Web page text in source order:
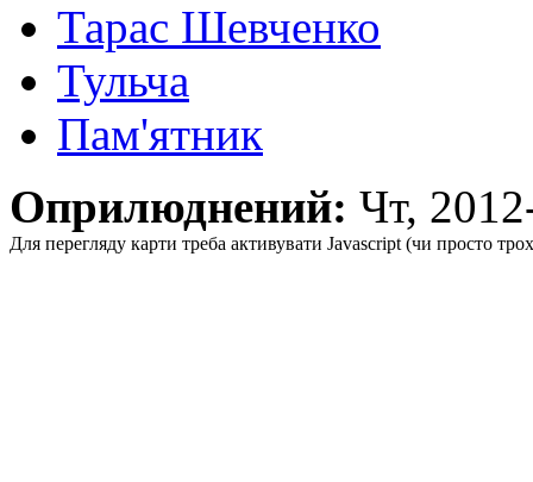
Тарас Шевченко
Тульча
Пам'ятник
Оприлюднений: Чт,
Для перегляду карти треба активувати Javascript (чи просто